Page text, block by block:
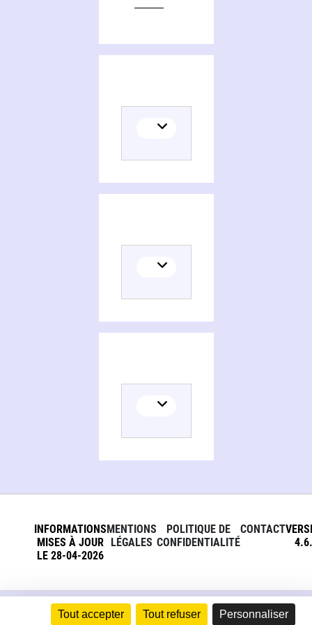
Tout accepter Tout refuser Personnaliser
INFORMATIONS
MISES À JOUR
LE 28-04-2026
MENTIONS
LÉGALES
POLITIQUE DE
CONFIDENTIALITÉ
CONTACT